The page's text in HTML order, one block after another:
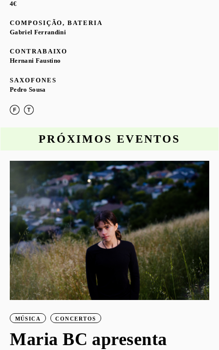
4€
COMPOSIÇÃO, BATERIA
Gabriel Ferrandini
CONTRABAIXO
Hernani Faustino
SAXOFONES
Pedro Sousa
PRÓXIMOS EVENTOS
MÚSICA CONCERTOS
Maria BC apresenta